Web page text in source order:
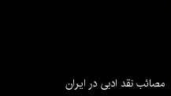
مصائب نقد ادبی در ایران